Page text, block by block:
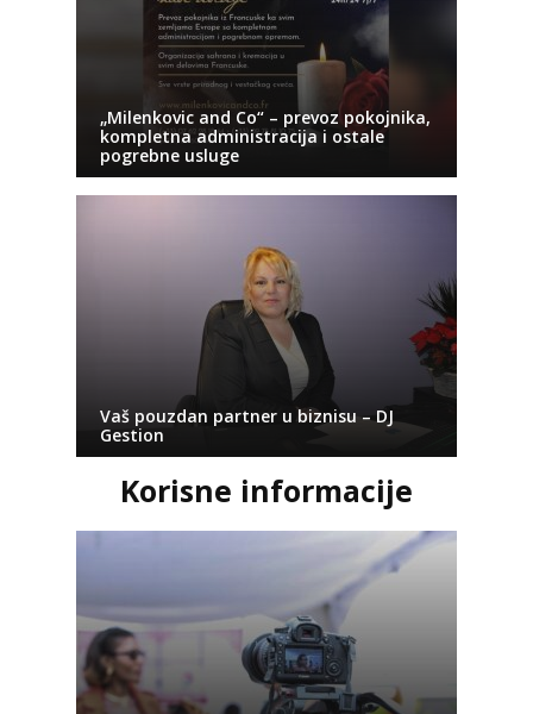
„Milenkovic and Co“ – prevoz pokojnika,
kompletna administracija i ostale
pogrebne usluge
Vaš pouzdan partner u biznisu – DJ
Gestion
Korisne informacije